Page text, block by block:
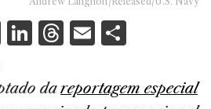
X Li
k
T
re
E
ai ar
dareportagem especial